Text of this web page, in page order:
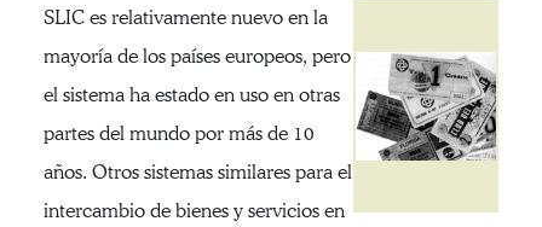
SLIC es relativamente nuevo en la
mayoría de los países europeos, pero
el sistema ha estado en uso en otras
partes del mundo por más de 10
años. Otros sistemas similares para el
intercambio de bienes y servicios en